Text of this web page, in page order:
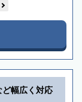
ど幅広く対応